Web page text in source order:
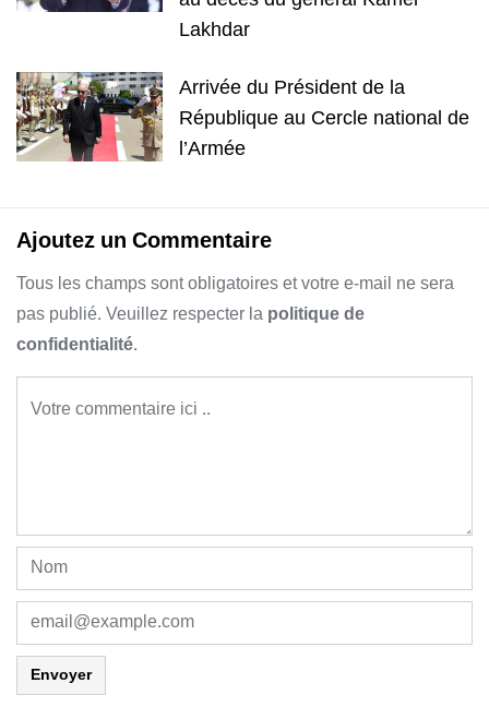
Lakhdar
Arrivée du Président de la
République au Cercle national de
l’Armée
Ajoutez un Commentaire
Tous les champs sont obligatoires et votre e-mail ne sera
pas publié. Veuillez respecter lapolitique de
confidentialité.
Envoyer